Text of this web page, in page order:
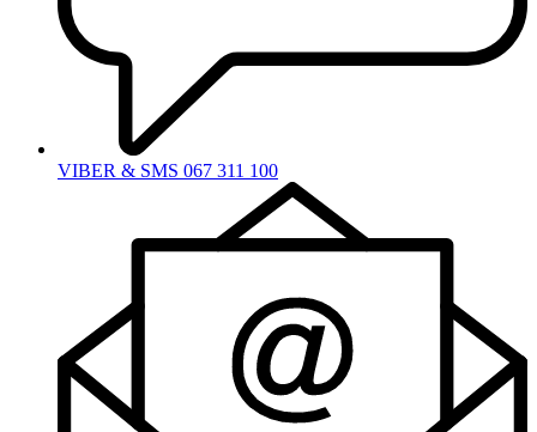
VIBER & SMS 067 311 100